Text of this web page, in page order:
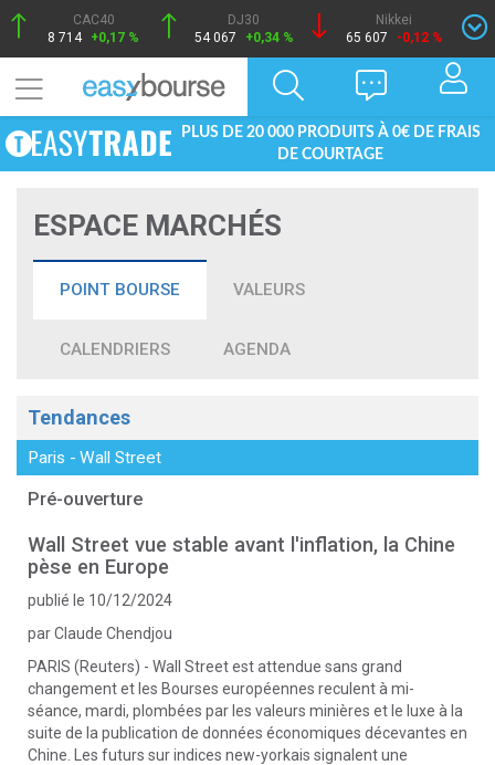
CAC40
8 714 +0,17 %
DJ30
54 067
+0,34 %
Nikkei
65 607
-0,12 %
PLUS DE 20 000 PRODUITS À 0€ DE FRAIS
DE COURTAGE
ESPACE MARCHÉS
POINT BOURSE VALEURS
CALENDRIERS AGENDA
Tendances
Paris - Wall Street
Pré-ouverture
Wall Street vue stable avant l'inflation, la Chine
pèse en Europe
publié le 10/12/2024
par Claude Chendjou
PARIS (Reuters) - Wall Street est attendue sans grand
changement et les Bourses européennes reculent à mi-
séance, mardi, plombées par les valeurs minières et le luxe à la
suite de la publication de données économiques décevantes en
Chine. Les futurs sur indices new-yorkais signalent une